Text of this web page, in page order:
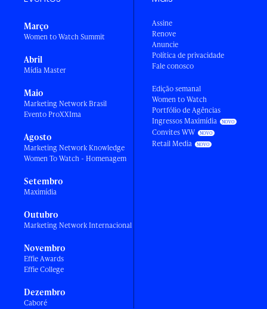
Março
Women to Watch Summit
Abril
Mídia Master
Maio
Marketing Network Brasil
Evento ProXXIma
Agosto
Marketing Network Knowledge
Women To Watch - Homenagem
Setembro
Maximídia
Outubro
Marketing Network Internacional
Novembro
Effie Awards
Effie College
Dezembro
Caboré
Assine
Renove
Anuncie
Política de privacidade
Fale conosco
Edição semanal
Women to Watch
Portfólio de Agências
Ingressos Maximídia
Convites WW
Retail Media